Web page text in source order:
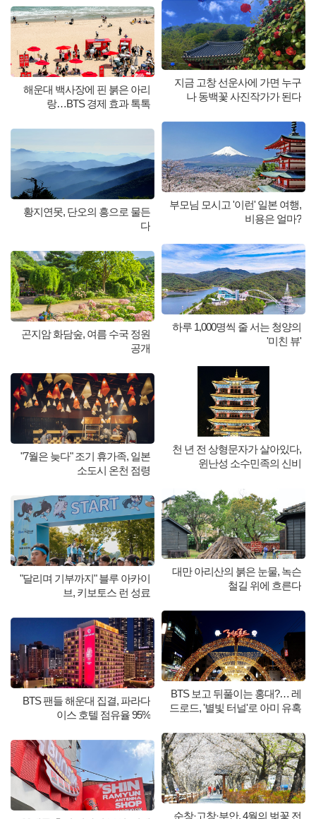
해운대 백사장에 핀 붉은 아리
랑…BTS 경제 효과 톡톡
황지연못, 단오의 흥으로 물든
다
곤지암 화담숲, 여름 수국 정원
공개
"7월은 늦다" 조기 휴가족, 일본
소도시 온천 점령
"달리며 기부까지" 블루 아카이
브, 키보토스 런 성료
BTS 팬들 해운대 집결, 파라다
이스 호텔 점유율 95%
지금 고창 선운사에 가면 누구
나 동백꽃 사진작가가 된다
부모님 모시고 '이런' 일본 여행,
비용은 얼마?
하루 1,000명씩 줄 서는 청양의
'미친 뷰'
천 년 전 상형문자가 살아있다,
윈난성 소수민족의 신비
대만 아리산의 붉은 눈물, 녹슨
철길 위에 흐른다
BTS 보고 뒤풀이는 홍대?… 레
드로드, '별빛 터널'로 아미 유혹
순창·고창·부안, 4월의 벚꽃 전